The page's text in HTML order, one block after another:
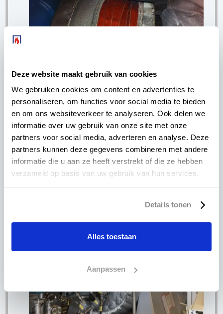
Deze website maakt gebruik van cookies
We gebruiken cookies om content en advertenties te
personaliseren, om functies voor social media te bieden
en om ons websiteverkeer te analyseren. Ook delen we
informatie over uw gebruik van onze site met onze
partners voor social media, adverteren en analyse. Deze
partners kunnen deze gegevens combineren met andere
informatie die u aan ze heeft verstrekt of die ze hebben
verzameld op basis van uw gebruik van hun services.
Details tonen
Alles toestaan
Aanpassen
Op zoek naar weefselcompensatoren?
Ga naar weefselcompensatoren